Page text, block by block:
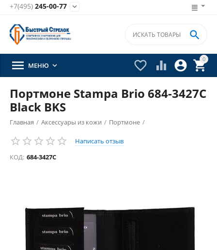
+7(495) 245-00-77 
0


 

 МЕНЮ 
Портмоне Stampa Brio 684-3427C
Black BKS
Главная / Аксессуары из кожи / Портмоне /
Написать отзыв
КОД: 684-3427C